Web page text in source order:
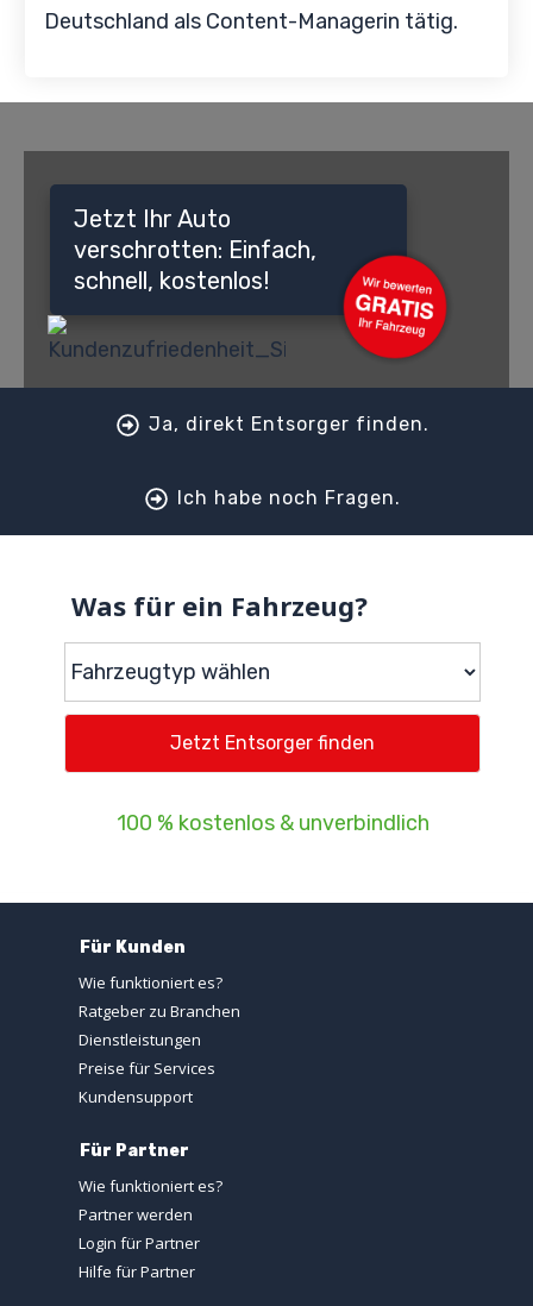
Deutschland als Content-Managerin tätig.
Jetzt Ihr Auto
verschrotten: Einfach,
schnell, kostenlos!
Ja, direkt Entsorger finden.
Ich habe noch Fragen.
Was für ein Fahrzeug?
100 % kostenlos & unverbindlich
Für Kunden
Wie funktioniert es?
Ratgeber zu Branchen
Dienstleistungen
Preise für Services
Kundensupport
Für Partner
Wie funktioniert es?
Partner werden
Login für Partner
Hilfe für Partner